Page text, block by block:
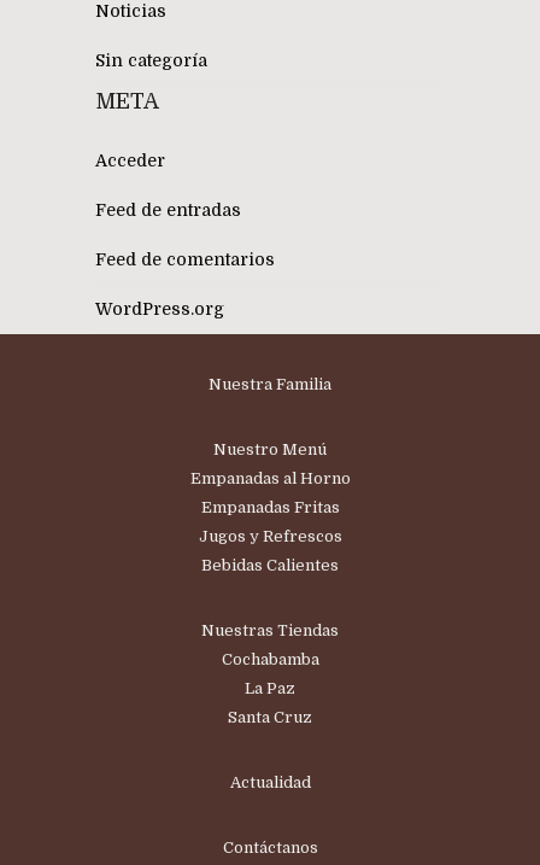
Noticias
Sin categoría
META
Acceder
Feed de entradas
Feed de comentarios
WordPress.org
Nuestra Familia
Nuestro Menú
Empanadas al Horno
Empanadas Fritas
Jugos y Refrescos
Bebidas Calientes
Nuestras Tiendas
Cochabamba
La Paz
Santa Cruz
Actualidad
Contáctanos